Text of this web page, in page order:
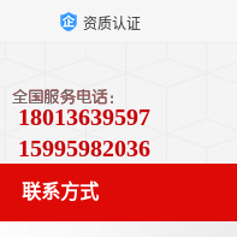
资质认证
18013639597
15995982036
联系方式